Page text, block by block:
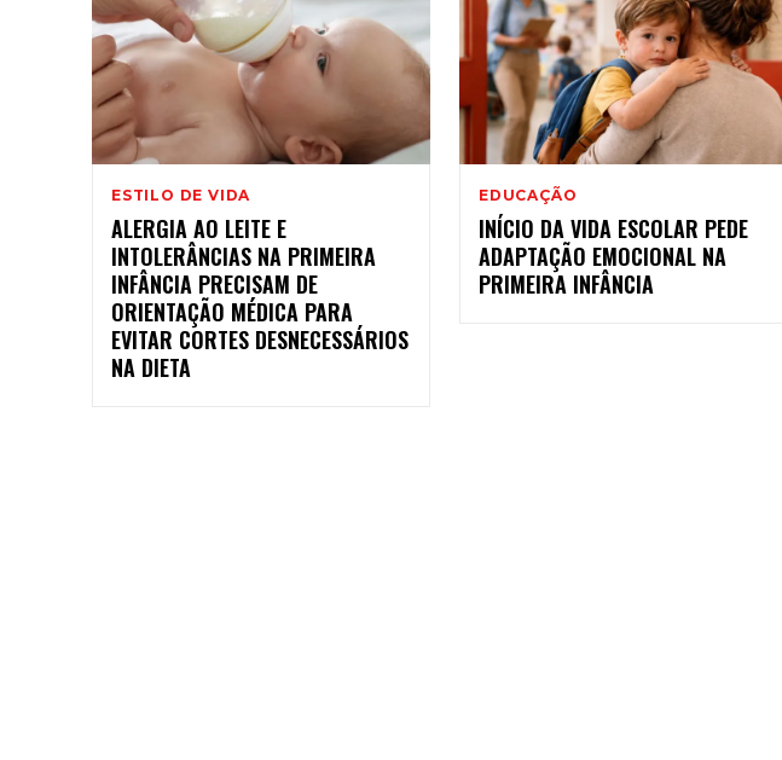
ESTILO DE VIDA
ALERGIA AO LEITE E
INTOLERÂNCIAS NA PRIMEIRA
INFÂNCIA PRECISAM DE
ORIENTAÇÃO MÉDICA PARA
EVITAR CORTES DESNECESSÁRIOS
NA DIETA
EDUCAÇÃO
INÍCIO DA VIDA ESCOLAR PEDE
ADAPTAÇÃO EMOCIONAL NA
PRIMEIRA INFÂNCIA